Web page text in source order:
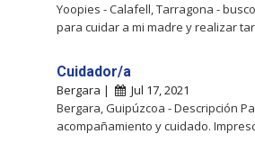
Yoopies - Calafell, Tarragona -
para cuidar a mi madre y realizar
Cuidador/a
Bergara |
Jul 17, 2021
Bergara, Guipúzcoa - Descripción
acompañamiento y cuidado.